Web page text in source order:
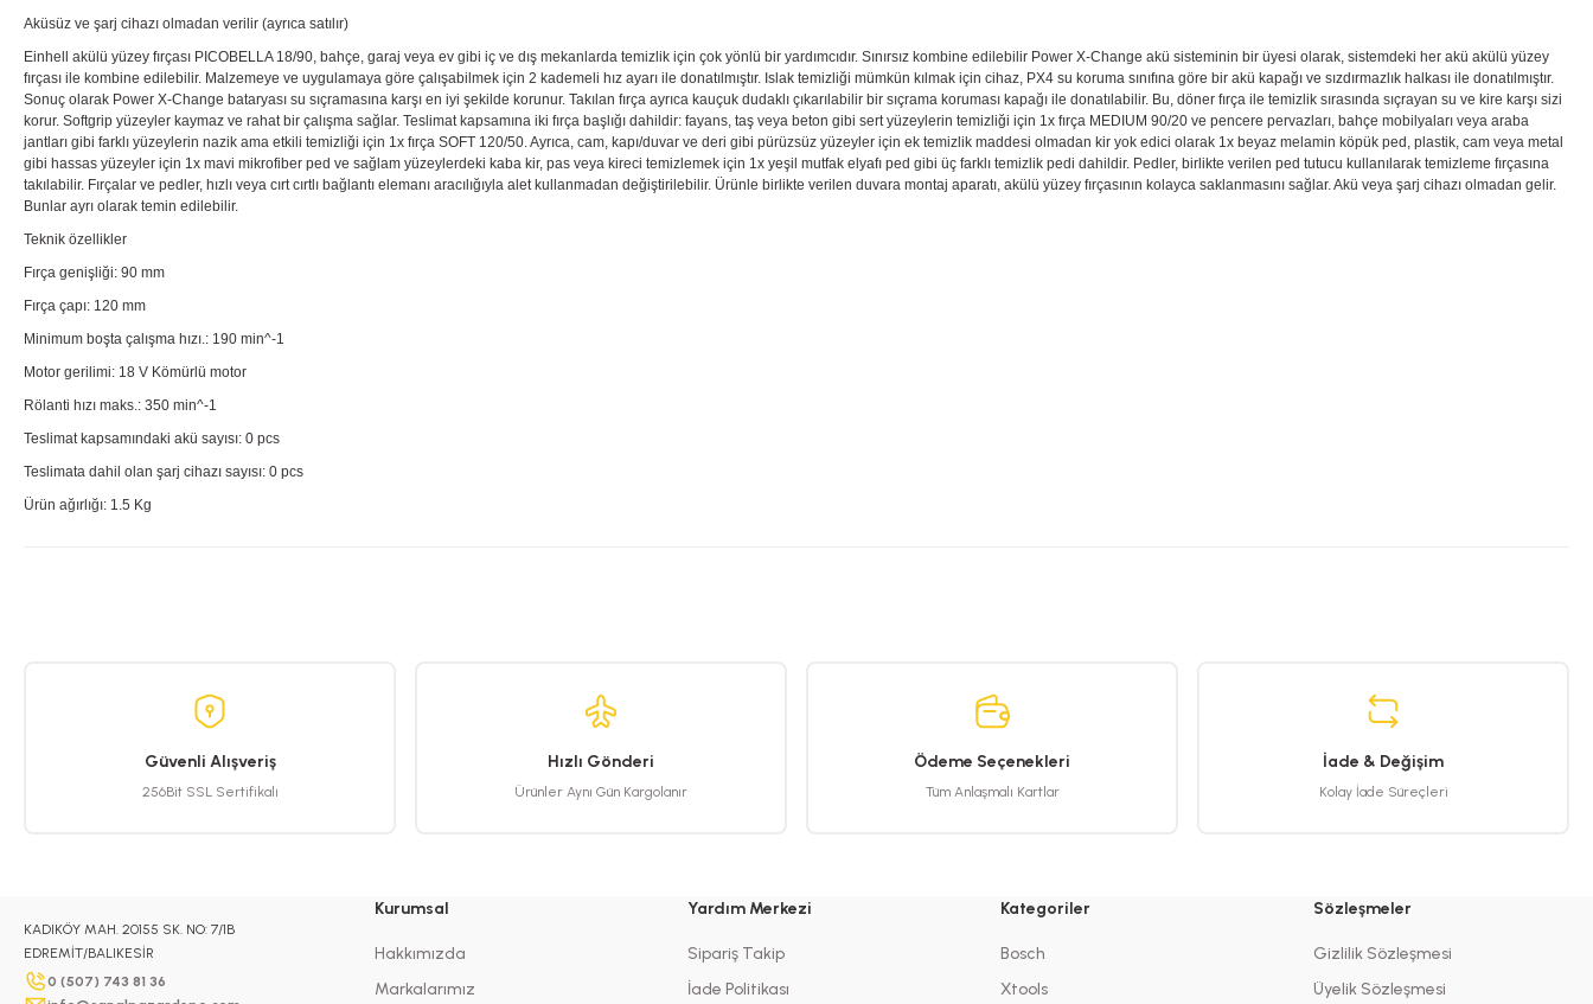
Aküsüz ve şarj cihazı olmadan verilir (ayrıca satılır)
Einhell akülü yüzey fırçası PICOBELLA 18/90, bahçe, garaj veya ev gibi iç ve dış mekanlarda temizlik için çok yönlü bir yardımcıdır. Sınırsız kombine edilebilir Power X-Change akü sisteminin bir üyesi olarak, sistemdeki her akü akülü yüzey
fırçası ile kombine edilebilir. Malzemeye ve uygulamaya göre çalışabilmek için 2 kademeli hız ayarı ile donatılmıştır. Islak temizliği mümkün kılmak için cihaz, PX4 su koruma sınıfına göre bir akü kapağı ve sızdırmazlık halkası ile donatılmıştır.
Sonuç olarak Power X-Change bataryası su sıçramasına karşı en iyi şekilde korunur. Takılan fırça ayrıca kauçuk dudaklı çıkarılabilir bir sıçrama koruması kapağı ile donatılabilir. Bu, döner fırça ile temizlik sırasında sıçrayan su ve kire karşı sizi
korur. Softgrip yüzeyler kaymaz ve rahat bir çalışma sağlar. Teslimat kapsamına iki fırça başlığı dahildir: fayans, taş veya beton gibi sert yüzeylerin temizliği için 1x fırça MEDIUM 90/20 ve pencere pervazları, bahçe mobilyaları veya araba
jantları gibi farklı yüzeylerin nazik ama etkili temizliği için 1x fırça SOFT 120/50. Ayrıca, cam, kapı/duvar ve deri gibi pürüzsüz yüzeyler için ek temizlik maddesi olmadan kir yok edici olarak 1x beyaz melamin köpük ped, plastik, cam veya metal
gibi hassas yüzeyler için 1x mavi mikrofiber ped ve sağlam yüzeylerdeki kaba kir, pas veya kireci temizlemek için 1x yeşil mutfak elyafı ped gibi üç farklı temizlik pedi dahildir. Pedler, birlikte verilen ped tutucu kullanılarak temizleme fırçasına
takılabilir. Fırçalar ve pedler, hızlı veya cırt cırtlı bağlantı elemanı aracılığıyla alet kullanmadan değiştirilebilir. Ürünle birlikte verilen duvara montaj aparatı, akülü yüzey fırçasının kolayca saklanmasını sağlar. Akü veya şarj cihazı olmadan gelir.
Bunlar ayrı olarak temin edilebilir.
Teknik özellikler
Fırça genişliği: 90 mm
Fırça çapı: 120 mm
Minimum boşta çalışma hızı.: 190 min^-1
Motor gerilimi: 18 V Kömürlü motor
Rölanti hızı maks.: 350 min^-1
Teslimat kapsamındaki akü sayısı: 0 pcs
Teslimata dahil olan şarj cihazı sayısı: 0 pcs
Ürün ağırlığı: 1.5 Kg
Ürün açıklamasında eksik bilgiler bulunuyor.
Ürün bilgilerinde hatalar bulunuyor.
Ürün fiyatı diğer sitelerden daha pahalı.
Bu ürüne benzer farklı alternatifler olmalı.
Gönder
Güvenli Alışveriş
256Bit SSL Sertifikalı
Hızlı Gönderi
Ürünler Aynı Gün Kargolanır
Ödeme Seçenekleri
Tüm Anlaşmalı Kartlar
İade & Değişim
Kolay İade Süreçleri
KADIKÖY MAH. 20155 SK. NO: 7/1B
EDREMİT/BALIKESİR
0 (507) 743 81 36
Kurumsal
Hakkımızda
Markalarımız
Yardım Merkezi
Sipariş Takip
İade Politikası
Kategoriler
Bosch
Xtools
Sözleşmeler
Gizlilik Sözleşmesi
Üyelik Sözleşmesi